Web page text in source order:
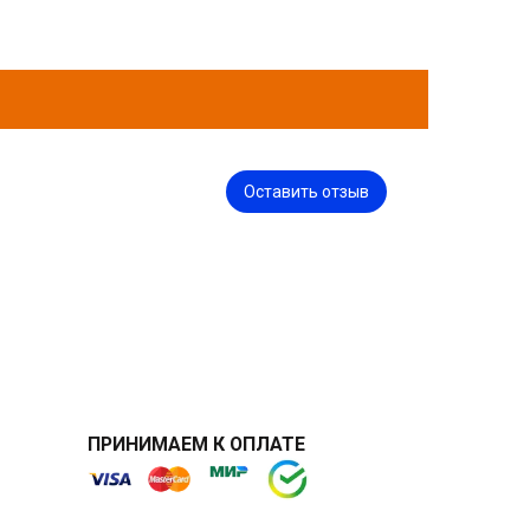
Оставить отзыв
ПРИНИМАЕМ К ОПЛАТЕ